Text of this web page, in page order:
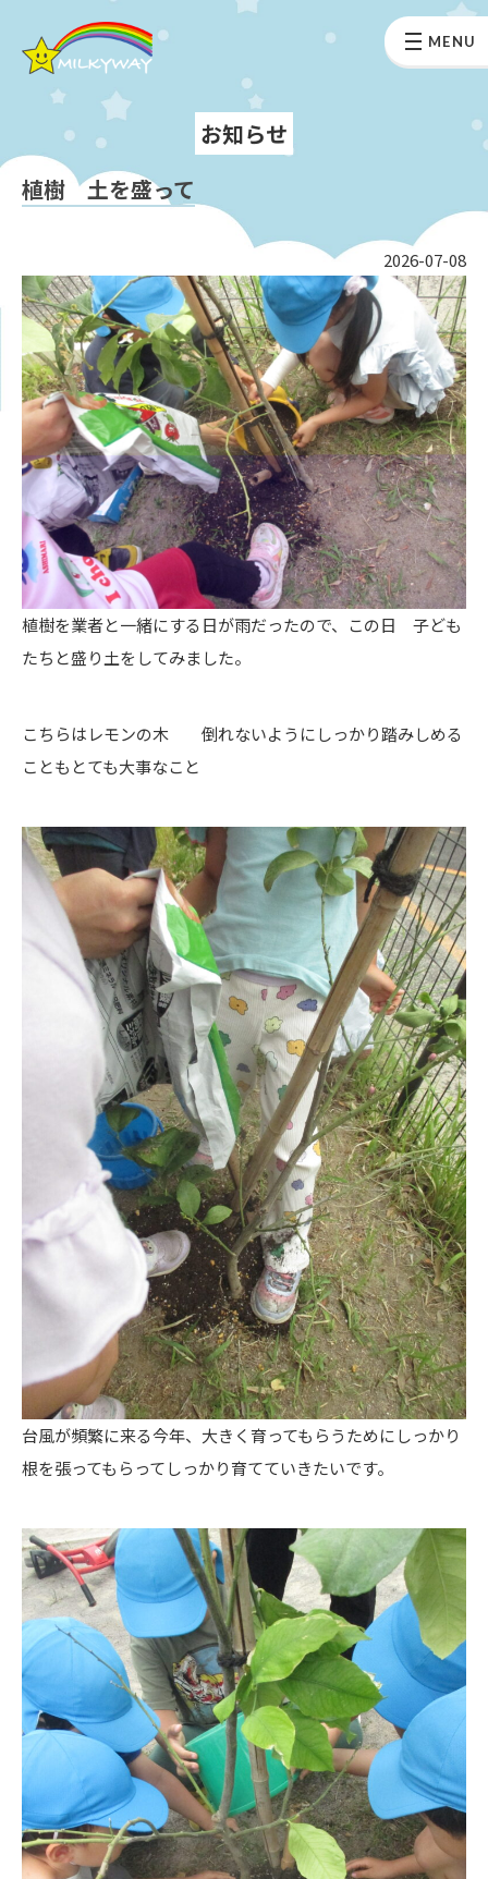
MENU
お知らせ
植樹 土を盛って
2026-07-08
植樹を業者と一緒にする日が雨だったので、この日 子ども
たちと盛り土をしてみました。
こちらはレモンの木 倒れないようにしっかり踏みしめる
こともとても大事なこと
台風が頻繁に来る今年、大きく育ってもらうためにしっかり
根を張ってもらってしっかり育てていきたいです。